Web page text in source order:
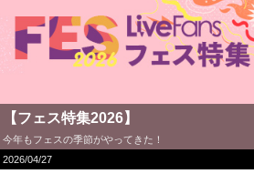
【フェス特集2026】
今年もフェスの季節がやってきた！
2026/04/27